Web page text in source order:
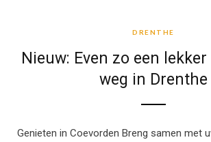
DRENTHE
Nieuw: Even zo een
weg in Drenthe
Genieten in Coevorden Breng samen met